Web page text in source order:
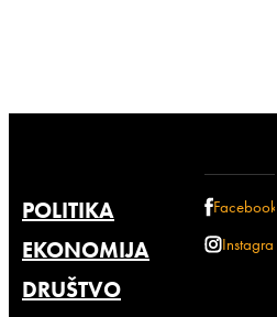
POLITIKA
EKONOMIJA
DRUŠTVO
Facebook
Instagram